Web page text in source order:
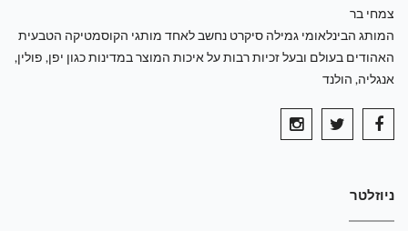
צמחי בר
המותג הבינלאומי גמילה סיקרט נחשב לאחד מותגי הקוסמטיקה הטבעית
האהודים בעולם ובעל זכיות רבות על איכות המוצר במדינות כגון יפן, פולין,
אנגליה, הולנד
ניוזלטר